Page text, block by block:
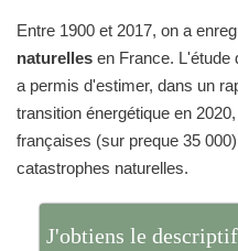
Entre 1900 et 2017, on a
naturelles en France. L'étude
a permis d'estimer, dans un
transition énergétique en
françaises (sur preque 35
catastrophes naturelles.
J'obtiens le